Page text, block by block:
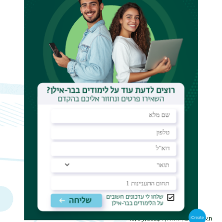
תאריך עדכון אחרון : 10/09/2024